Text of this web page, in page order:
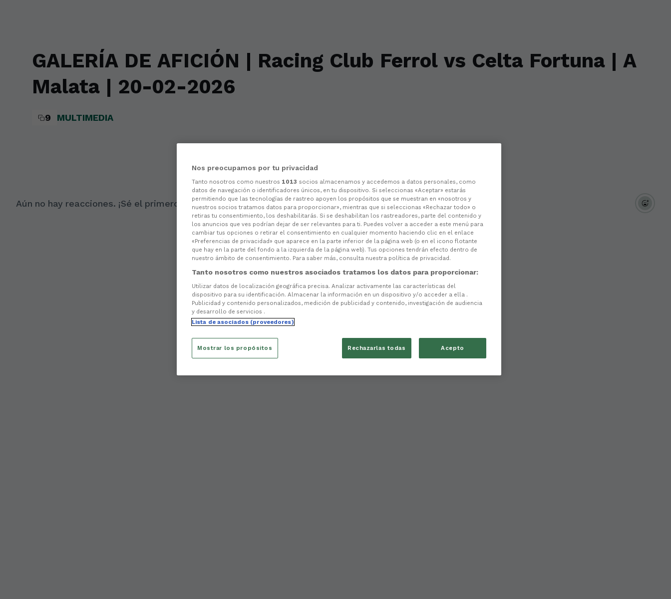
GALERÍA DE AFICIÓN | Racing Club Ferrol vs Celta Fortuna | A
Malata | 20-02-2026
9 MULTIMEDIA
Aún no hay reacciones. ¡Sé el primero!
Nos preocupamos por tu privacidad
Tanto nosotros como nuestros 1013 socios almacenamos y accedemos a datos personales, como
datos de navegación o identificadores únicos, en tu dispositivo. Si seleccionas «Aceptar» estarás
permitiendo que las tecnologías de rastreo apoyen los propósitos que se muestran en «nosotros y
nuestros socios tratamos datos para proporcionar», mientras que si seleccionas «Rechazar todo» o
retiras tu consentimiento, los deshabilitarás. Si se deshabilitan los rastreadores, parte del contenido y
los anuncios que ves podrían dejar de ser relevantes para ti. Puedes volver a acceder a este menú para
cambiar tus opciones o retirar el consentimiento en cualquier momento haciendo clic en el enlace
«Preferencias de privacidad» que aparece en la parte inferior de la página web (o en el icono flotante
que hay en la parte del fondo a la izquierda de la página web). Tus opciones tendrán efecto dentro de
nuestro ámbito de consentimiento. Para saber más, consulta nuestra política de privacidad.
Tanto nosotros como nuestros asociados tratamos los datos para proporcionar:
Utilizar datos de localización geográfica precisa. Analizar activamente las características del
dispositivo para su identificación. Almacenar la información en un dispositivo y/o acceder a ella .
Publicidad y contenido personalizados, medición de publicidad y contenido, investigación de audiencia
y desarrollo de servicios .
Lista de asociados (proveedores)
Rechazarlas todas Acepto
Mostrar los propósitos